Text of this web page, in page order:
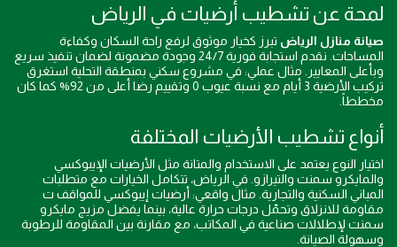
لمحة عن تشطيب أرضيات في الرياض
صيانة منازل الرياض تبرز كخيار موثوق لرفع راحة السكان وكفاءة
المساحات. نقدم استجابة فورية 24/7 وجودة مضمونة لضمان تنفيذ سريع
وبأعلى المعايير. مثال عملي: في مشروع سكني بمنطقة التحلية استغرق
تركيب الأرضية 3 أيام مع نسبة عيوب 0 وتقييم رضا أعلى من 92% كما كان
مخططاً.
أنواع تشطيب الأرضيات المختلفة
اختيار النوع يعتمد على الاستخدام والمتانة مثل الأرضيات الإيبوكسي
والمايكرو سمنت والتيرازو. في الرياض، تتكامل الخيارات مع متطلبات
المباني السكنية والتجارية. مثال واقعي: أرضيات إيبوكسي للمواقف ت
مقاومة للانزلاق وتحمّل درجات حرارة عالية، بينما يفضل مزيج مايكرو
سمنت لإطلالات صناعية في المكاتب، مع مقارنة بين المقاومة للرطوبة
وسهولة الصيانة.